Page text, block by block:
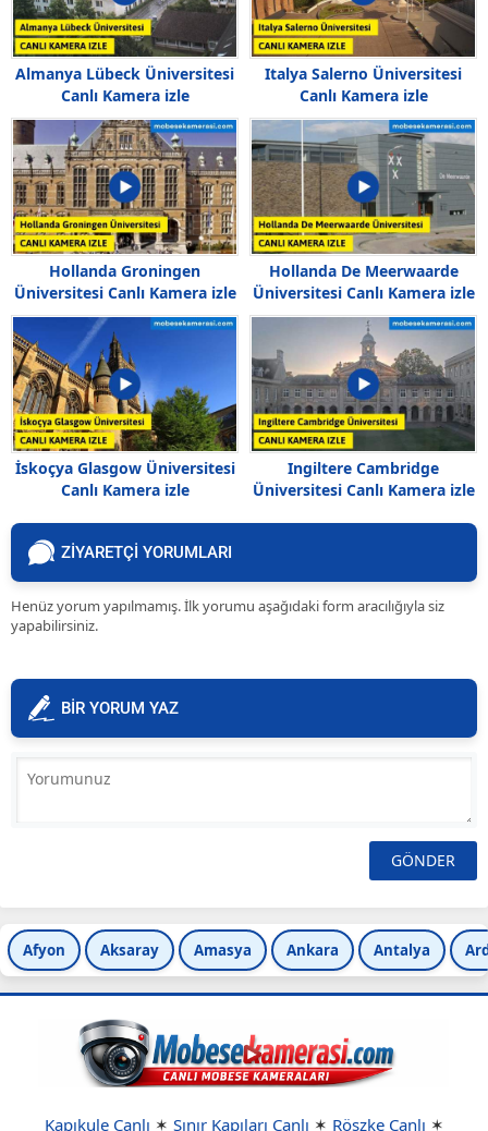
Almanya Lübeck Üniversitesi
Canlı Kamera izle
Italya Salerno Üniversitesi
Canlı Kamera izle
Hollanda Groningen
Üniversitesi Canlı Kamera izle
Hollanda De Meerwaarde
Üniversitesi Canlı Kamera izle
İskoçya Glasgow Üniversitesi
Canlı Kamera izle
Ingiltere Cambridge
Üniversitesi Canlı Kamera izle
ZİYARETÇİ YORUMLARI
Henüz yorum yapılmamış. İlk yorumu aşağıdaki form aracılığıyla siz
yapabilirsiniz.
BİR YORUM YAZ
Afyon Aksaray Amasya Ankara Antalya
Kapıkule Canlı ✶ Sınır Kapıları Canlı ✶ Röszke Canlı ✶